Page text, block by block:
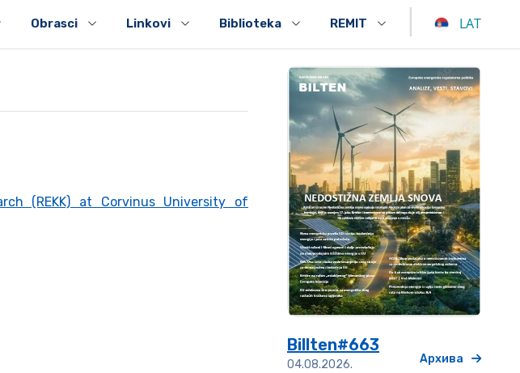
Obrasci Linkovi Biblioteka REMIT | LAT
(REKK) at Corvinus University of
Billten#663
04.08.2026. Архива